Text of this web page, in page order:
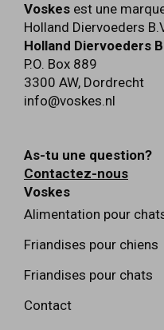
Voskes est une
Holland Diervoeders
Holland Diervoeders
P.O. Box 889
3300 AW, Dordrecht
info@voskes.nl
As-tu une question?
Contactez-nous
Voskes
Alimentation pour
Friandises pour chiens
Friandises pour chats
Contact